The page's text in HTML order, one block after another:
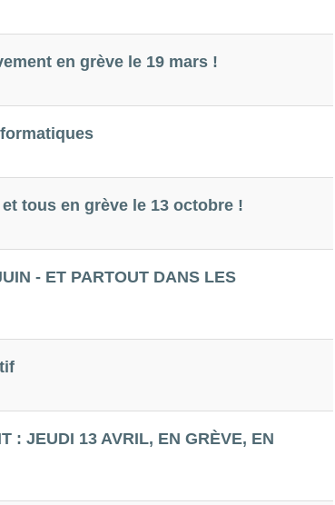
en grève le 19 mars !
tous en grève le 13 octobre !
- ET PARTOUT DANS LES
: JEUDI 13 AVRIL, EN GRÈVE, EN